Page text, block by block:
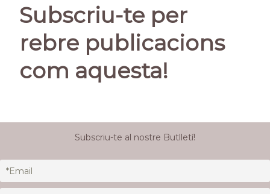
Subscriu-te per
rebre publicacions
com aquesta!
Subscriu-te al nostre Butlletí!